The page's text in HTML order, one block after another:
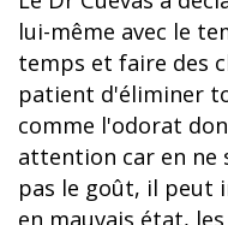
lui-même avec le
temps et faire des
patient d'éliminer
comme l'odorat
attention car en ne
pas le goût, il peut
en mauvais état,